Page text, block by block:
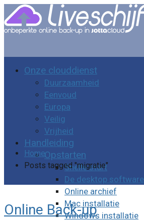
Onze clouddienst
Duurzaamheid
Eenvoud
Europa
Veilig
Vrijheid
Handleiding
Opstarten
Snelle start
De desktop software
Online archief
Mac installatie
Windows installatie
Home
Posts tagged "migratie"
Online Back-up